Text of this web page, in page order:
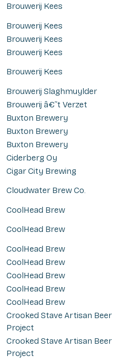
Brouwerij Kees
Brouwerij Kees
Brouwerij Kees
Brouwerij Kees
Brouwerij Kees
Brouwerij Slaghmuylder
Brouwerij â€˜t Verzet
Buxton Brewery
Buxton Brewery
Buxton Brewery
Ciderberg Oy
Cigar City Brewing
Cloudwater Brew Co.
CoolHead Brew
CoolHead Brew
CoolHead Brew
CoolHead Brew
CoolHead Brew
CoolHead Brew
CoolHead Brew
Crooked Stave Artisan Beer
Project
Crooked Stave Artisan Beer
Project